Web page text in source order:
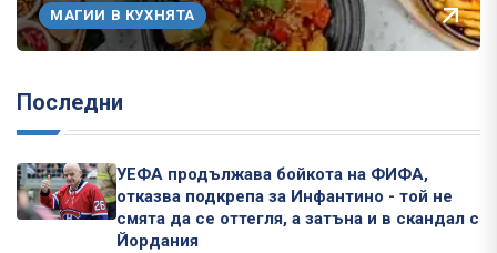
МАГИИ В КУХНЯТА
Последни
УЕФА продължава бойкота на ФИФА,
отказва подкрепа за Инфантино - той не
смята да се оттегля, а затъна и в скандал с
Йордания